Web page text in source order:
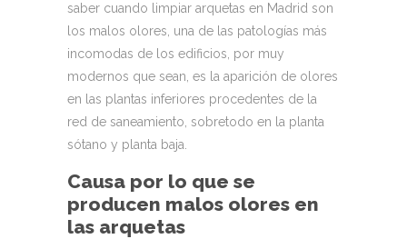
saber cuando limpiar arquetas en Madrid son
los malos olores, una de las patologías más
incomodas de los edificios, por muy
modernos que sean, es la aparición de olores
en las plantas inferiores procedentes de la
red de saneamiento, sobretodo en la planta
sótano y planta baja.
Causa por lo que se
producen malos olores en
las arquetas